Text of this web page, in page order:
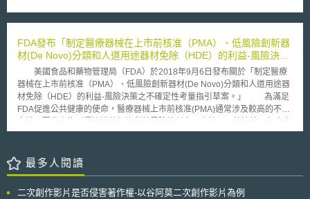
1976年修正《聯邦食品藥物與化妝法（Federal Food, Drug, and Cosmetic
藥物管理署（Food and Drug Administration, FDA）便宣佈對實驗室自行研
發之檢驗技術（Laboratory Developed Tests, LDTs）行使「自由裁量權」
（Enforcement Discretion），排除於《聯邦食品藥物與化妝法》的管理之
外，讓實驗室內LDTs的應用可享較為寬鬆的空間[1] 。 換句話說，由於
典型之LDTs僅為實驗室內部使用，且測試方式簡易，需求量亦不高，可由
「醫療保險與醫療補助服務中心」（The Center for Medicare & Medicaid
service, CMS）依據《臨床實驗室改進修正案（Clinical Laboratory
室往往獨立於醫療服務機構（Healthcare Delivery Entity）之外，而依賴於
許多高科技的儀器、軟體來產生結果及解釋，增加了許多以往沒有的風險；
其商業模式也已經大幅的改變，已經大量製造、用於直接的臨床診斷決策上
FDA發布「制定醫療器械在上市前核准（PMA）、低風險創新器
材(De Novo)分類和人道用途器材免除（HDE）的利益-風險決策
之不確定性考量指引草案
美國食品和藥物管理局（FDA）於2018年9月6日發布關於「制定醫療
器械在上市前核准（PMA）、低風險創新器材(De Novo)分類和人道用途器
材免除（HDE）的利益-風險決策之不確定性考量指引草案。」 為滿足
FDA促進公共健康的使命，醫療器械上市前核准(PMA)通常涉及較高的不確
量患病群願意接受醫療器械帶來的益處及風險之更多不確定性，特別是沒有
其利益-風險的適當程度之不確定性，包括： (1) 醫療器械可能帶來好處程
度。 (2) 醫療器械存在的風險程度。 (3) 關於替代治療或診斷的利益-風險之
之不確定性觀點。 (5) 公共衛生需求的程度。 (6) 依據臨床證據可支持上市
最多人閱讀
二次創作影片是否侵害著作權-以谷阿莫二次創作影片為例